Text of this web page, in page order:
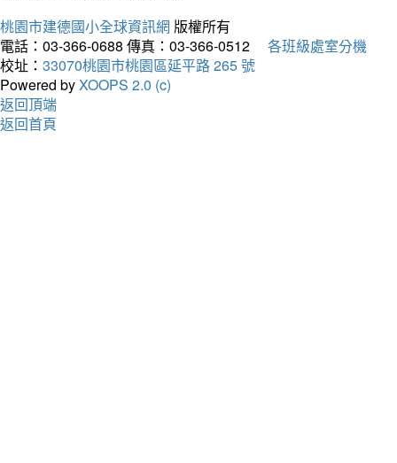
桃園市建德國小全球資訊網 版權所有
電話：03-366-0688 傳真：03-366-0512
各班級處室分機
校址： 33070桃園市桃園區延平路 265 號
Powered byXOOPS 2.0 (c)
返回頂端
返回首頁